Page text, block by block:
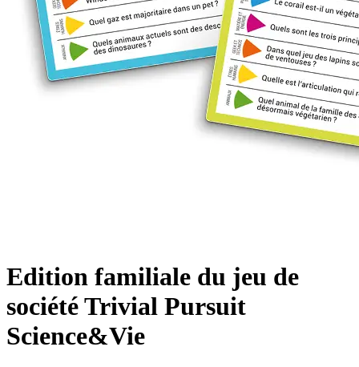
Edition familiale du jeu de
société Trivial Pursuit
Science&Vie